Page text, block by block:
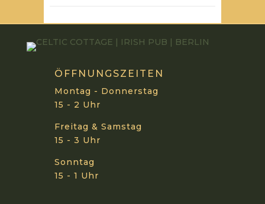
ÖFFNUNGSZEITEN
Montag - Donnerstag
15 - 2 Uhr
Freitag & Samstag
15 - 3 Uhr
Sonntag
15 - 1 Uhr